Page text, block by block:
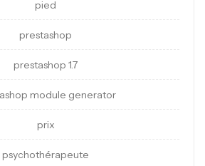
pied
prestashop
prestashop 1.7
module generator
prix
psychothérapeute